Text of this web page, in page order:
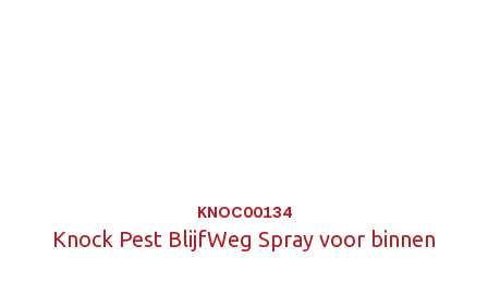
KNOC00134
Knock Pest BlijfWeg Spray voor binnen